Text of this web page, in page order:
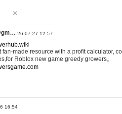
26-07-27 12:57
made resource with a profit calculator,
Roblox new game greedy growers。
16:54